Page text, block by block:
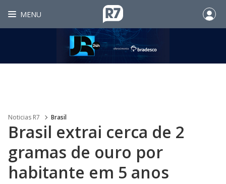
MENU
Noticias R7 Brasil
Brasil extrai cerca de 2
gramas de ouro por
habitante em 5 anos